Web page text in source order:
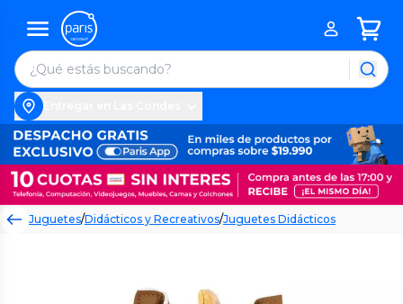
Juguetes/Didácticos y Recreativos/Juguetes Didácticos